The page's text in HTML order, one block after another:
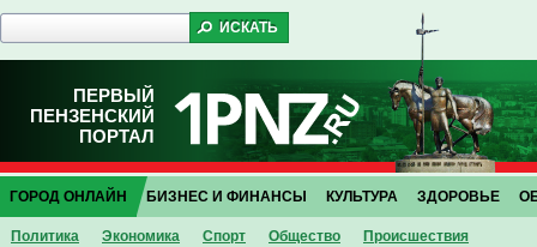
ПЕРВЫЙ
ПЕНЗЕНСКИЙ
ПОРТАЛ
ГОРОД ОНЛАЙН
Политика Экономика Спорт Общество Проиcшествия
БИЗНЕС И ФИНАНСЫ КУЛЬТУРА ЗДОРОВЬЕ